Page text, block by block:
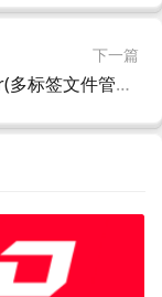
下一篇
XYplorer(多标签文件管理器) v28.20.0400 64-bit 多语便携版